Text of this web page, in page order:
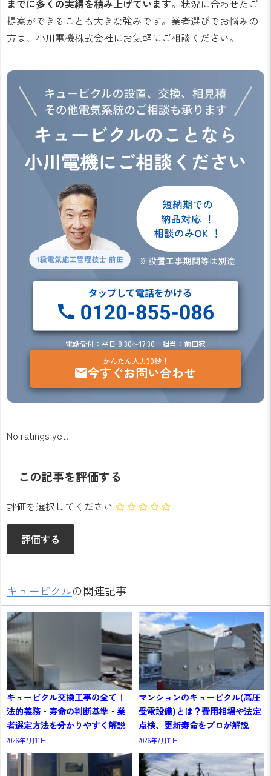
までに多くの実績を積み上げています。 状況に合わせたご
提案ができることも大きな強みです。業者選びでお悩みの
方は、小川電機株式会社にお気軽にご相談ください。
電話受付：平日 8:30〜17:30 担当：前田宛
かんたん入力30秒！
今すぐお問い合わせ
No ratings yet.
この記事を評価する
評価を選択してください
キュービクルの関連記事
キュービクル交換工事の全て｜
法的義務・寿命の判断基準・業
者選定方法を分かりやすく解説
2026年7月11日
マンションのキュービクル(高圧
受電設備)とは？費用相場や法定
点検、更新寿命をプロが解説
2026年7月11日